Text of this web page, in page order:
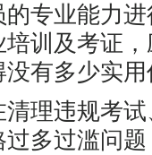
专业能力
训及考证
有多少实
理违规考试
多过滥问